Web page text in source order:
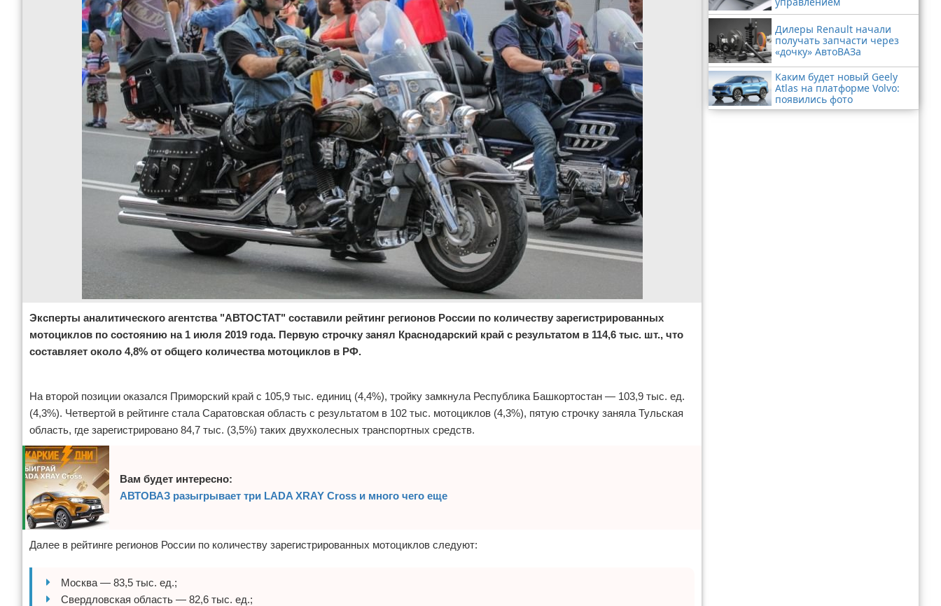
Эксперты аналитического агентства "АВТОСТАТ" составили рейтинг регионов России по количеству зарегистрированных
мотоциклов по состоянию на 1 июля 2019 года. Первую строчку занял Краснодарский край с результатом в 114,6 тыс. шт., что
составляет около 4,8% от общего количества мотоциклов в РФ.
На второй позиции оказался Приморский край с 105,9 тыс. единиц (4,4%), тройку замкнула Республика Башкортостан — 103,9 тыс. ед.
(4,3%). Четвертой в рейтинге стала Саратовская область с результатом в 102 тыс. мотоциклов (4,3%), пятую строчку заняла Тульская
область, где зарегистрировано 84,7 тыс. (3,5%) таких двухколесных транспортных средств.
Вам будет интересно:
АВТОВАЗ разыгрывает три LADA XRAY Cross и много чего еще
Далее в рейтинге регионов России по количеству зарегистрированных мотоциклов следуют:
Москва — 83,5 тыс. ед.;
Свердловская область — 82,6 тыс. ед.;
Дилеры Renault начали
получать запчасти через
«дочку» АвтоВАЗа
Каким будет новый Geely
Atlas на платформе Volvo:
появились фото